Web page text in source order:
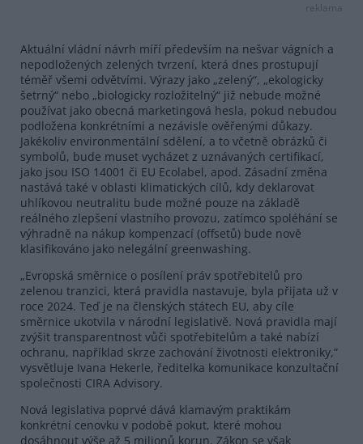
reklama
Aktuální vládní návrh míří především na nešvar vágních a
nepodložených zelených tvrzení, která dnes prostupují
téměř všemi odvětvími. Výrazy jako „zelený“, „ekologicky
šetrný“ nebo „biologicky rozložitelný“ již nebude možné
používat jako obecná marketingová hesla, pokud nebudou
podložena konkrétními a nezávisle ověřenými důkazy.
Jakékoliv environmentální sdělení, a to včetně obrázků či
symbolů, bude muset vycházet z uznávaných certifikací,
jako jsou ISO 14001 či EU Ecolabel, apod. Zásadní změna
nastává také v oblasti klimatických cílů, kdy deklarovat
uhlíkovou neutralitu bude možné pouze na základě
reálného zlepšení vlastního provozu, zatímco spoléhání se
výhradně na nákup kompenzací (offsetů) bude nově
klasifikováno jako nelegální greenwashing.
„Evropská směrnice o posílení práv spotřebitelů pro
zelenou tranzici, která pravidla nastavuje, byla přijata už v
roce 2024. Teď je na členských státech EU, aby cíle
směrnice ukotvila v národní legislativě. Nová pravidla mají
zvýšit transparentnost vůči spotřebitelům a také nabízí
ochranu, například skrze zachování životnosti elektroniky,”
vysvětluje Ivana Hekerle, ředitelka komunikace konzultační
společnosti CIRA Advisory.
Nová legislativa poprvé dává klamavým praktikám
konkrétní cenovku v podobě pokut, které mohou
dosáhnout výše až 5 milionů korun. Zákon se však